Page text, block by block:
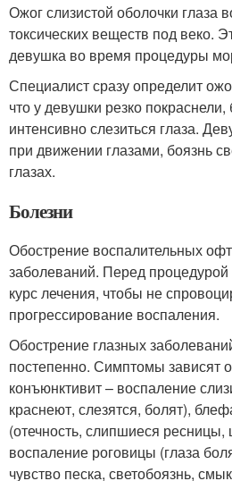
Ожог слизистой оболочки глаза
токсических веществ под веко.
девушка во время процедуры
Специалист сразу определит
что у девушки резко
интенсивно слезиться глаза.
при движении глазами, боязнь
глазах.
Болезни
Обострение воспалительных
заболеваний. Перед
курс лечения, чтобы не
прогрессирование воспаления.
Обострение глазных
постепенно. Симптомы зависят
конъюнктивит – воспаление
краснеют, слезятся, болят),
(отечность, слипшиеся
воспаление роговицы (глаза
чувство песка, светобоязнь,